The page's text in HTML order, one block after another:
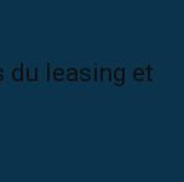
du leasing et